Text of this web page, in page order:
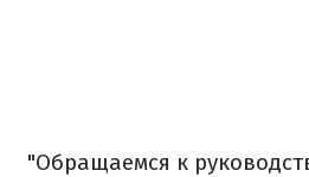
"Обращаемся к